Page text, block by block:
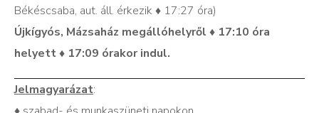
Békéscsaba, aut. áll. érkezik ♦ 17:27 óra)
Újkígyós, Mázsaház megállóhelyről ♦ 17:10 óra
helyett ♦ 17:09 órakor indul.
Jelmagyarázat: